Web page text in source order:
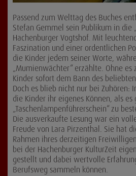
Passend zum Welttag des Buches
Stefan Gemmel sein Publikum in die
Hachenburger Vogtshof. Mit
Faszination und einer ordentlichen
die Kinder jedem seiner Worte,
„Mumienwächter“ erzählte. Ohne
Kinder sofort dem Bann des
Doch es blieb nicht nur bei Zuhören:
die Kinder ihr eigenes Können, als es
„Taschenlampenführerschein“ zu
Die ausverkaufte Lesung war ein
Freude von Lara Pirzenthal. Sie hat
Rahmen ihres derzeitigen
bei der Hachenburger KulturZeit
gestellt und dabei wertvolle
Berufsweg sammeln können.